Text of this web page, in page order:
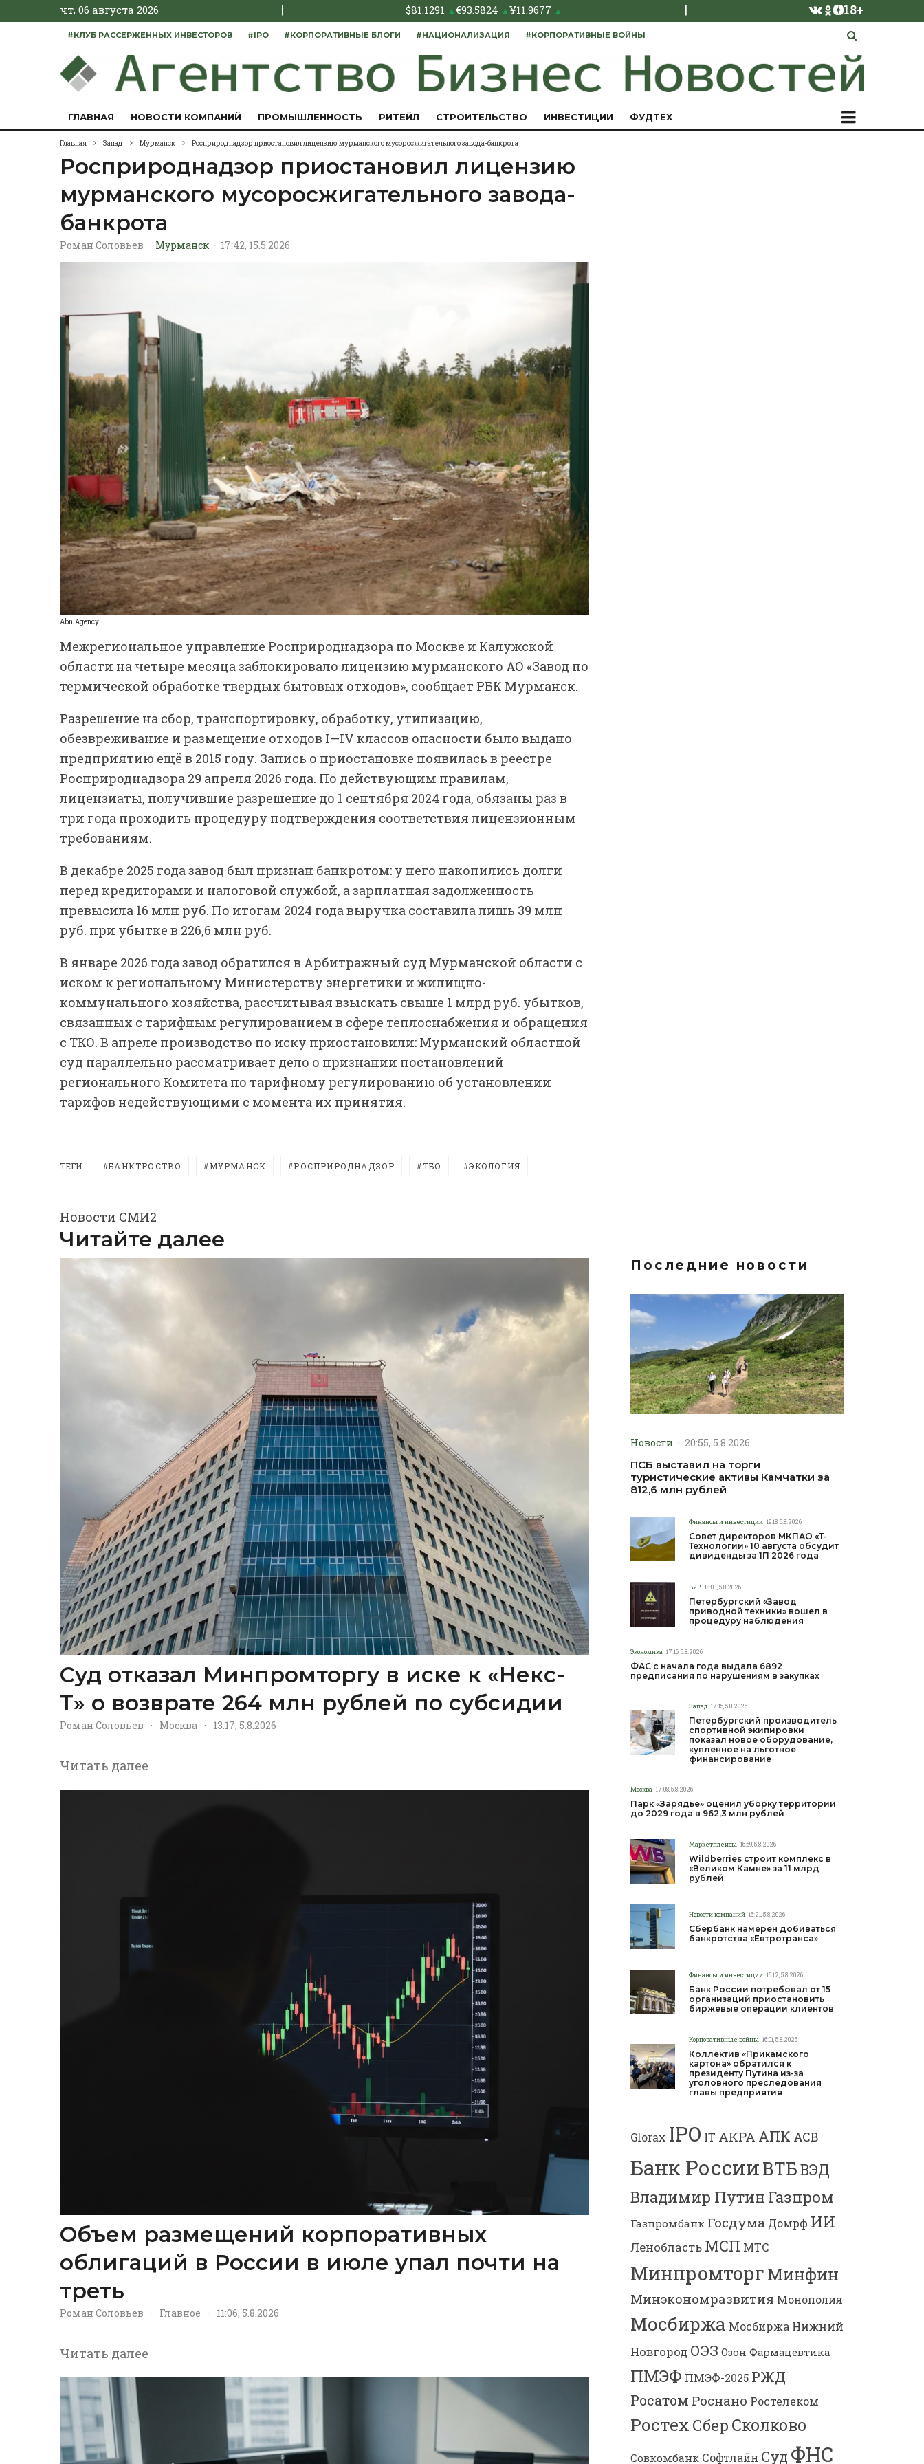
чт, 06 августа 2026 | $81.1291 ▲€93.5824 ▲¥11.9677 ▲ | 18+
#КЛУБ РАССЕРЖЕННЫХ ИНВЕСТОРОВ #IPO #КОРПОРАТИВНЫЕ БЛОГИ #НАЦИОНАЛИЗАЦИЯ #КОРПОРАТИВНЫЕ ВОЙНЫ
ГЛАВНАЯ НОВОСТИ КОМПАНИЙ ПРОМЫШЛЕННОСТЬ РИТЕЙЛ СТРОИТЕЛЬСТВО ИНВЕСТИЦИИ ФУДТЕХ
Главная Запад Мурманск Росприроднадзор приостановил лицензию мурманского мусоросжигательного завода-банкрота
Росприроднадзор приостановил лицензию
мурманского мусоросжигательного завода-
банкрота
Роман Соловьев · Мурманск · 17:42, 15.5.2026
Abn.Agency
Межрегиональное управление Росприроднадзора по Москве и Калужской
области на четыре месяца заблокировало лицензию мурманского АО «Завод по
термической обработке твердых бытовых отходов», сообщает РБК Мурманск.
Разрешение на сбор, транспортировку, обработку, утилизацию,
обезвреживание и размещение отходов I—IV классов опасности было выдано
предприятию ещё в 2015 году. Запись о приостановке появилась в реестре
Росприроднадзора 29 апреля 2026 года. По действующим правилам,
лицензиаты, получившие разрешение до 1 сентября 2024 года, обязаны раз в
три года проходить процедуру подтверждения соответствия лицензионным
требованиям.
В декабре 2025 года завод был признан банкротом: у него накопились долги
перед кредиторами и налоговой службой, а зарплатная задолженность
превысила 16 млн руб. По итогам 2024 года выручка составила лишь 39 млн
руб. при убытке в 226,6 млн руб.
В январе 2026 года завод обратился в Арбитражный суд Мурманской области с
иском к региональному Министерству энергетики и жилищно-
коммунального хозяйства, рассчитывая взыскать свыше 1 млрд руб. убытков,
связанных с тарифным регулированием в сфере теплоснабжения и обращения
с ТКО. В апреле производство по иску приостановили: Мурманский областной
суд параллельно рассматривает дело о признании постановлений
регионального Комитета по тарифному регулированию об установлении
тарифов недействующими с момента их принятия.
ТЕГИ БАНКТРОСТВО МУРМАНСК РОСПРИРОДНАДЗОР ТБО ЭКОЛОГИЯ
Новости СМИ2
Читайте далее
Суд отказал Минпромторгу в иске к «Некс-
Т» о возврате 264 млн рублей по субсидии
Роман Соловьев · Москва · 13:17, 5.8.2026
Читать далее
Объем размещений корпоративных
облигаций в России в июле упал почти на
треть
Роман Соловьев · Главное · 11:06, 5.8.2026
Читать далее
Последние новости
Новости · 20:55, 5.8.2026
ПСБ выставил на торги
туристические активы Камчатки за
812,6 млн рублей
Финансы и инвестиции 19:18, 5.8.2026
Совет директоров МКПАО «Т-
Технологии» 10 августа обсудит
дивиденды за 1П 2026 года
B2B 18:03, 5.8.2026
Петербургский «Завод
приводной техники» вошел в
процедуру наблюдения
Экономика 17:16, 5.8.2026
ФАС с начала года выдала 6892
предписания по нарушениям в закупках
Запад 17:15, 5.8.2026
Петербургский производитель
спортивной экипировки
показал новое оборудование,
купленное на льготное
финансирование
Москва 17:08, 5.8.2026
Парк «Зарядье» оценил уборку территории
до 2029 года в 962,3 млн рублей
Маркетплейсы 16:59, 5.8.2026
Wildberries строит комплекс в
«Великом Камне» за 11 млрд
рублей
Новости компаний 16:21, 5.8.2026
Сбербанк намерен добиваться
банкротства «Евтротранса»
Финансы и инвестиции 16:12, 5.8.2026
Банк России потребовал от 15
организаций приостановить
биржевые операции клиентов
Корпоративные войны 16:01, 5.8.2026
Коллектив «Прикамского
картона» обратился к
президенту Путина из-за
уголовного преследования
главы предприятия
Glorax IPO IT АКРА АПК АСВ
Банк РоссииВТБВЭД
Владимир Путин Газпром
Газпромбанк Госдума Домрф ИИ
Ленобласть МСП МТС
МинпромторгМинфин
Минэкономразвития Монополия
Мосбиржа Мосбиржа Нижний
Новгород ОЭЗ Озон Фармацевтика
ПМЭФ ПМЭФ-2025 РЖД
Росатом Роснано Ростелеком
Ростех Сбер Сколково
Совкомбанк Софтлайн Суд ФНС